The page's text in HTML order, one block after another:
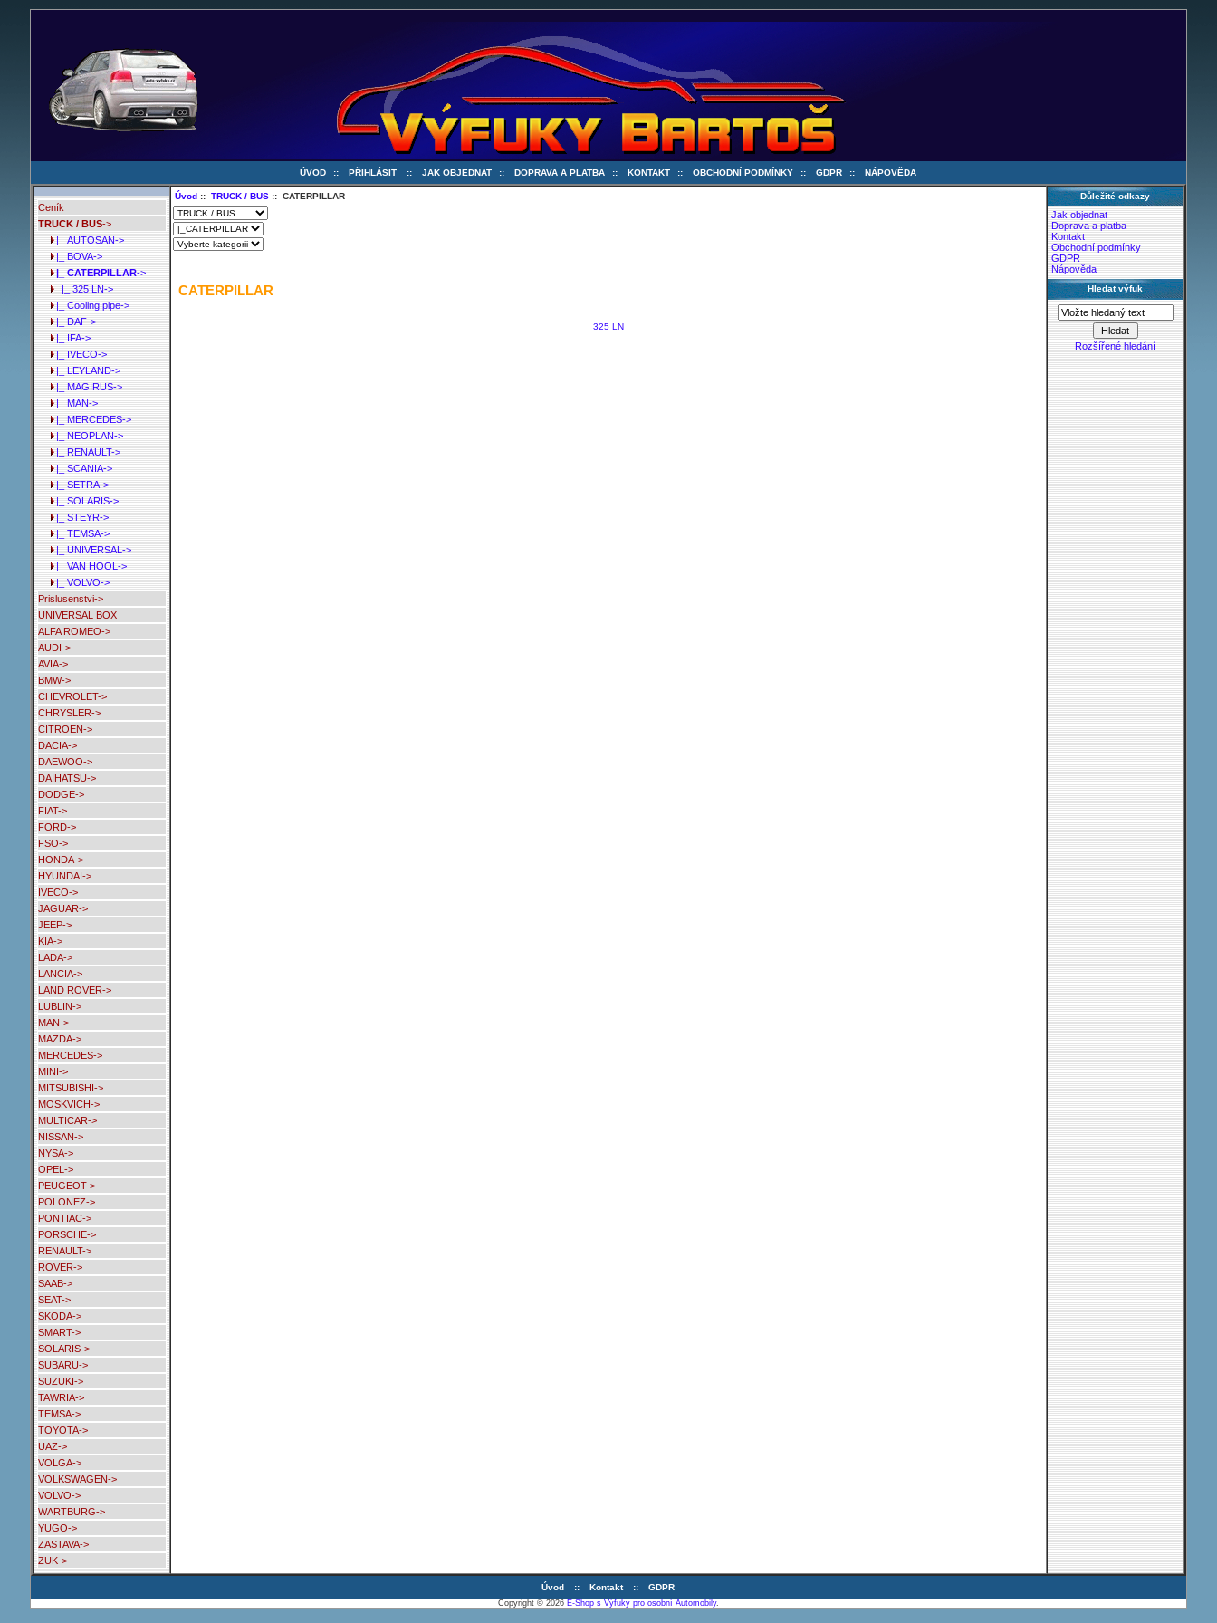
ÚVOD :: PŘIHLÁSIT :: JAK OBJEDNAT :: DOPRAVA A PLATBA :: KONTAKT :: OBCHODNÍ PODMÍNKY :: GDPR :: NÁPOVĚDA
Ceník
TRUCK / BUS->
|_ AUTOSAN->
|_ BOVA->
|_ CATERPILLAR->
|_ 325 LN->
|_ Cooling pipe->
|_ DAF->
|_ IFA->
|_ IVECO->
|_ LEYLAND->
|_ MAGIRUS->
|_ MAN->
|_ MERCEDES->
|_ NEOPLAN->
|_ RENAULT->
|_ SCANIA->
|_ SETRA->
|_ SOLARIS->
|_ STEYR->
|_ TEMSA->
|_ UNIVERSAL->
|_ VAN HOOL->
|_ VOLVO->
Prislusenstvi->
UNIVERSAL BOX
ALFA ROMEO->
AUDI->
AVIA->
BMW->
CHEVROLET->
CHRYSLER->
CITROEN->
DACIA->
DAEWOO->
DAIHATSU->
DODGE->
FIAT->
FORD->
FSO->
HONDA->
HYUNDAI->
IVECO->
JAGUAR->
JEEP->
KIA->
LADA->
LANCIA->
LAND ROVER->
LUBLIN->
MAN->
MAZDA->
MERCEDES->
MINI->
MITSUBISHI->
MOSKVICH->
MULTICAR->
NISSAN->
NYSA->
OPEL->
PEUGEOT->
POLONEZ->
PONTIAC->
PORSCHE->
RENAULT->
ROVER->
SAAB->
SEAT->
SKODA->
SMART->
SOLARIS->
SUBARU->
SUZUKI->
TAWRIA->
TEMSA->
TOYOTA->
UAZ->
VOLGA->
VOLKSWAGEN->
VOLVO->
WARTBURG->
YUGO->
ZASTAVA->
ZUK->
Úvod ::TRUCK / BUS :: CATERPILLAR
CATERPILLAR
325 LN
Důležité odkazy
Jak objednat
Doprava a platba
Kontakt
Obchodní podmínky
GDPR
Nápověda
Hledat výfuk
Rozšířené hledání
Úvod :: Kontakt :: GDPR
Copyright © 2026 E-Shop s Výfuky pro osobní Automobily.